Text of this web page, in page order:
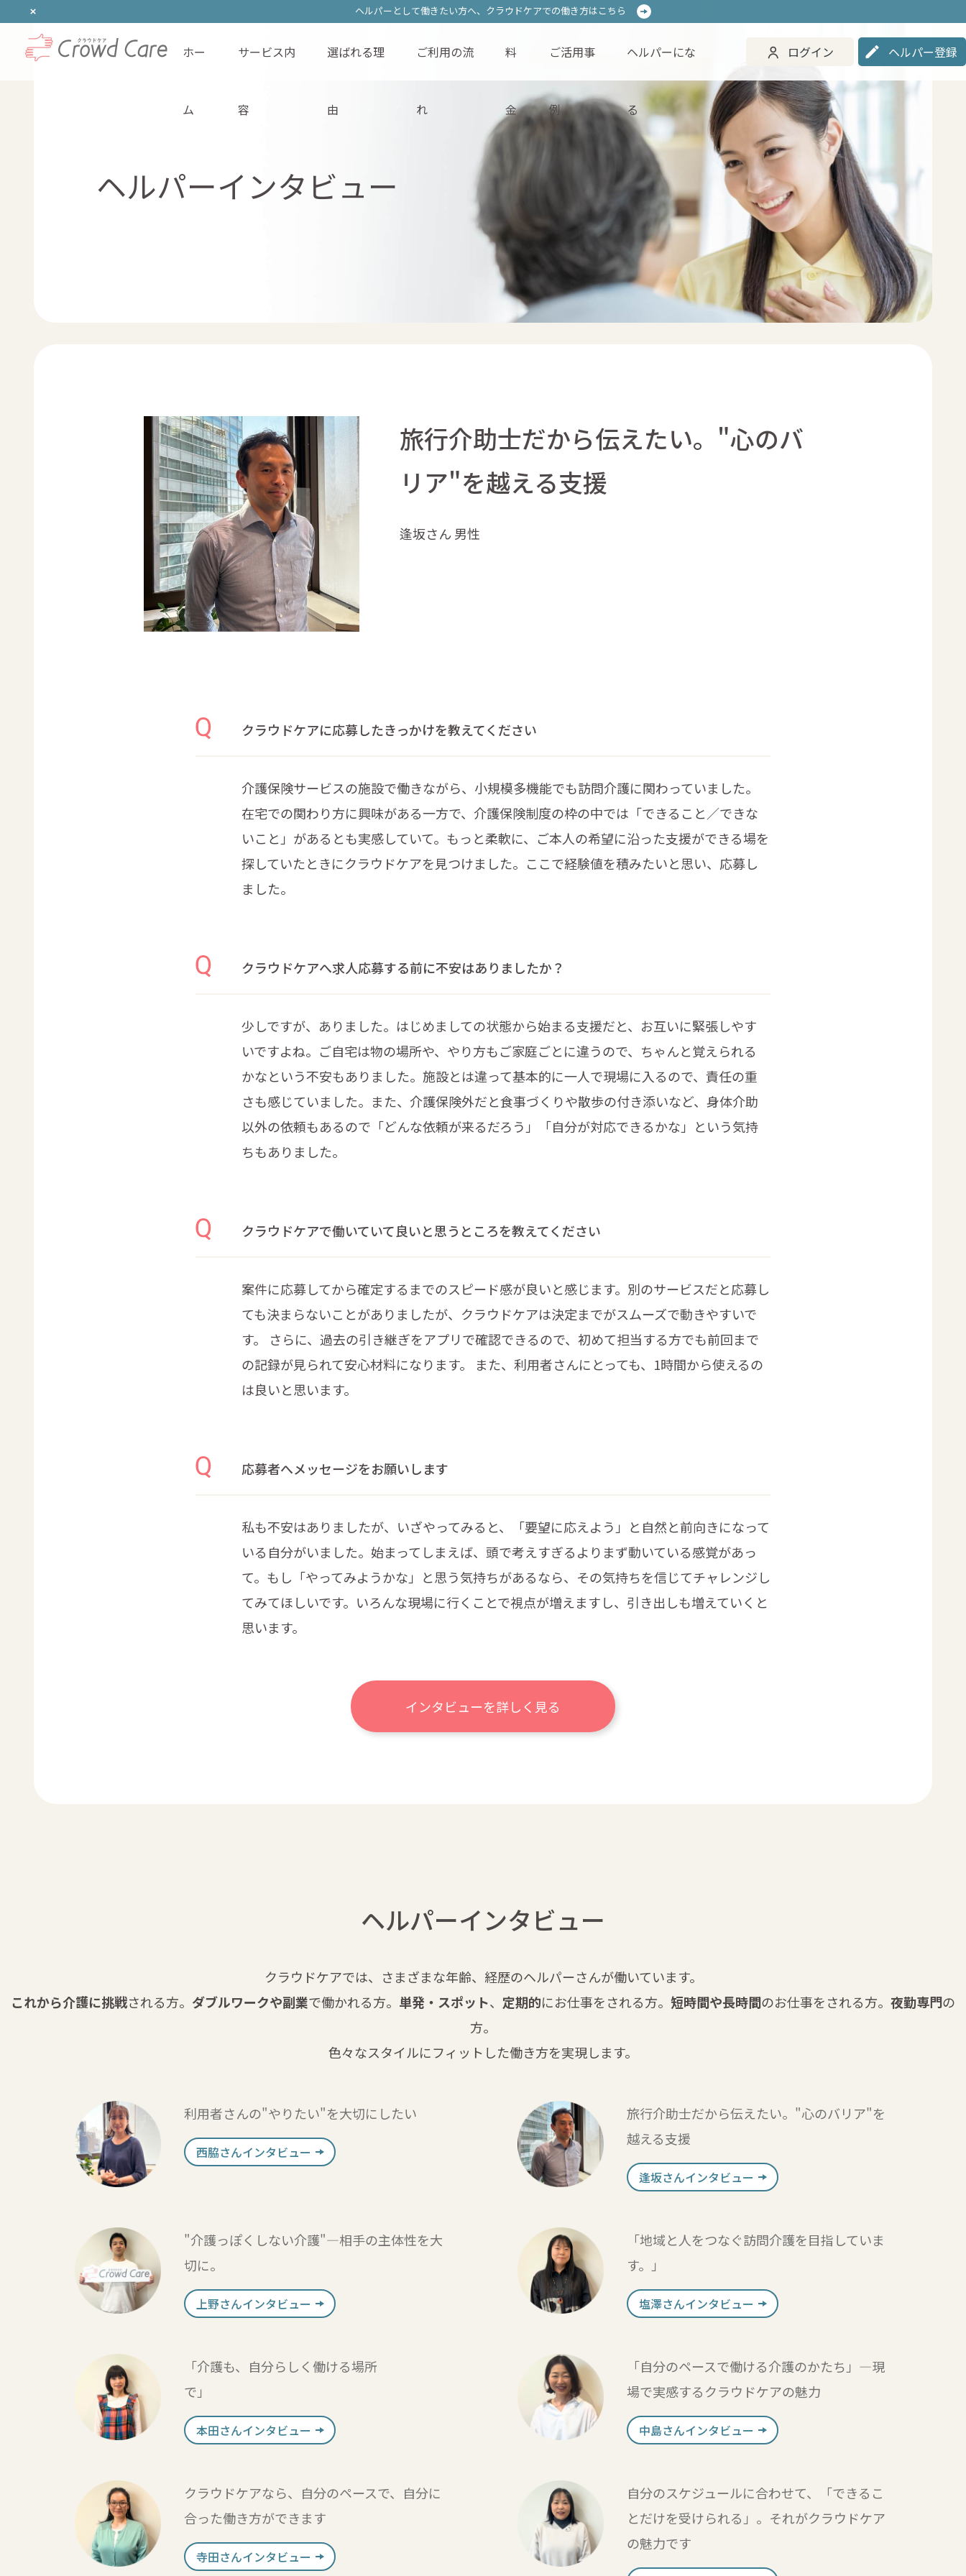
ヘルパーとして働きたい方へ、 クラウドケアでの働き方はこちら
ホーム サービス内容 選ばれる理由 ご利用の流れ 料金 ご活用事例 ヘルパーになる ログイン 登録する
ヘルパーとして働きたい方へ、 クラウドケアでの働き方はこちら
ホー
ム
サービス内
容
選ばれる理
由
ご利用の流
れ
料
金
ご活用事
例
ヘルパーにな
る
ログイン ヘルパー登録
ヘルパーインタビュー
旅行介助士だから伝えたい。"心のバ
リア"を越える支援
逢坂さん 男性
クラウドケアに応募したきっかけを教えてください
介護保険サービスの施設で働きながら、小規模多機能でも訪問介護に関わっていました。
在宅での関わり方に興味がある一方で、介護保険制度の枠の中では「できること／できな
いこと」があるとも実感していて。もっと柔軟に、ご本人の希望に沿った支援ができる場を
探していたときにクラウドケアを見つけました。ここで経験値を積みたいと思い、応募し
ました。
クラウドケアへ求人応募する前に不安はありましたか？
少しですが、ありました。はじめましての状態から始まる支援だと、お互いに緊張しやす
いですよね。ご自宅は物の場所や、やり方もご家庭ごとに違うので、ちゃんと覚えられる
かなという不安もありました。施設とは違って基本的に一人で現場に入るので、責任の重
さも感じていました。また、介護保険外だと食事づくりや散歩の付き添いなど、身体介助
以外の依頼もあるので「どんな依頼が来るだろう」「自分が対応できるかな」という気持
ちもありました。
クラウドケアで働いていて良いと思うところを教えてください
案件に応募してから確定するまでのスピード感が良いと感じます。別のサービスだと応募し
ても決まらないことがありましたが、クラウドケアは決定までがスムーズで動きやすいで
す。 さらに、過去の引き継ぎをアプリで確認できるので、初めて担当する方でも前回まで
の記録が見られて安心材料になります。 また、利用者さんにとっても、1時間から使えるの
は良いと思います。
応募者へメッセージをお願いします
私も不安はありましたが、いざやってみると、「要望に応えよう」と自然と前向きになって
いる自分がいました。始まってしまえば、頭で考えすぎるよりまず動いている感覚があっ
て。もし「やってみようかな」と思う気持ちがあるなら、その気持ちを信じてチャレンジし
てみてほしいです。いろんな現場に行くことで視点が増えますし、引き出しも増えていくと
思います。
インタビューを詳しく見る
ヘルパーインタビュー
クラウドケアでは、さまざまな年齢、 経歴のヘルパーさんが働いています。
これから介護に挑戦される方。 ダブルワークや副業で働かれる方。 単発・スポット、 定期的にお仕事をされる方。 短時間や長時間のお仕事をされる方。 夜勤専門の
方。
色々なスタイルにフィットした働き方を実現します。
利用者さんの"やりたい"を大切にしたい
西脇さんインタビュー
旅行介助士だから伝えたい。"心のバリア"を
越える支援
逢坂さんインタビュー
"介護っぽくしない介護"―相手の主体性を大
切に。
上野さんインタビュー
「地域と人をつなぐ訪問介護を目指していま
す。」
塩澤さんインタビュー
「介護も、自分らしく働ける場所
で」
本田さんインタビュー
「自分のペースで働ける介護のかたち」―現
場で実感するクラウドケアの魅力
中島さんインタビュー
クラウドケアなら、自分のペースで、自分に
合った働き方ができます
寺田さんインタビュー
自分のスケジュールに合わせて、「できるこ
とだけを受けられる」。それがクラウドケア
の魅力です